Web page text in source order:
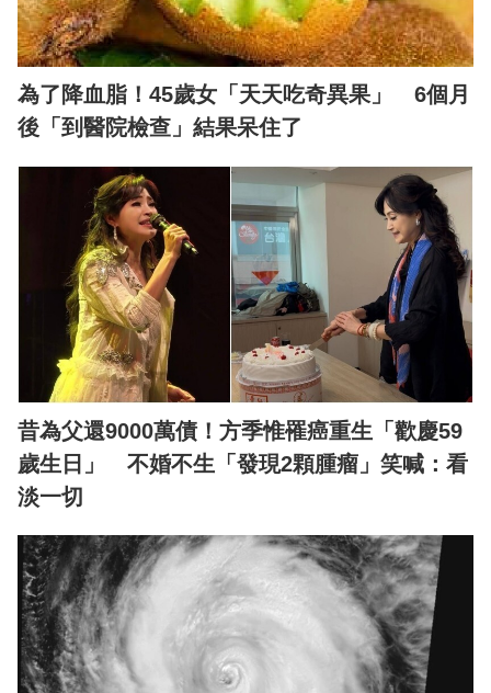
為了降血脂！45歲女「天天吃奇異果」 6個月
後「到醫院檢查」結果呆住了
昔為父還9000萬債！方季惟罹癌重生「歡慶59
歲生日」 不婚不生「發現2顆腫瘤」笑喊：看
淡一切